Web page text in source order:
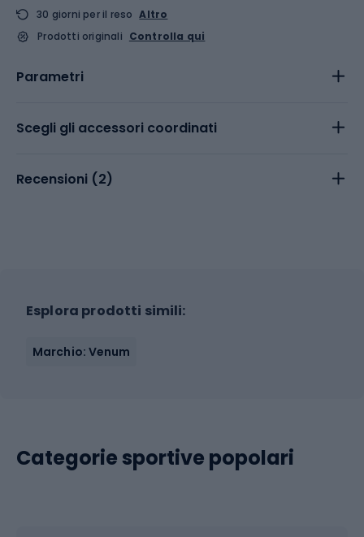
30 giorni per il reso Altro
Prodotti originali Controlla qui
Parametri
Scegli gli accessori coordinati
Recensioni (2)
Esplora prodotti simili:
Marchio: Venum
Categorie sportive popolari